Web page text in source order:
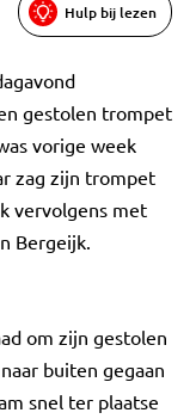
Hulp bij lezen
gestolen trompet
vorige week
zag zijn trompet
vervolgens met
Bergeijk.
om zijn gestolen
buiten gegaan
snel ter plaatse